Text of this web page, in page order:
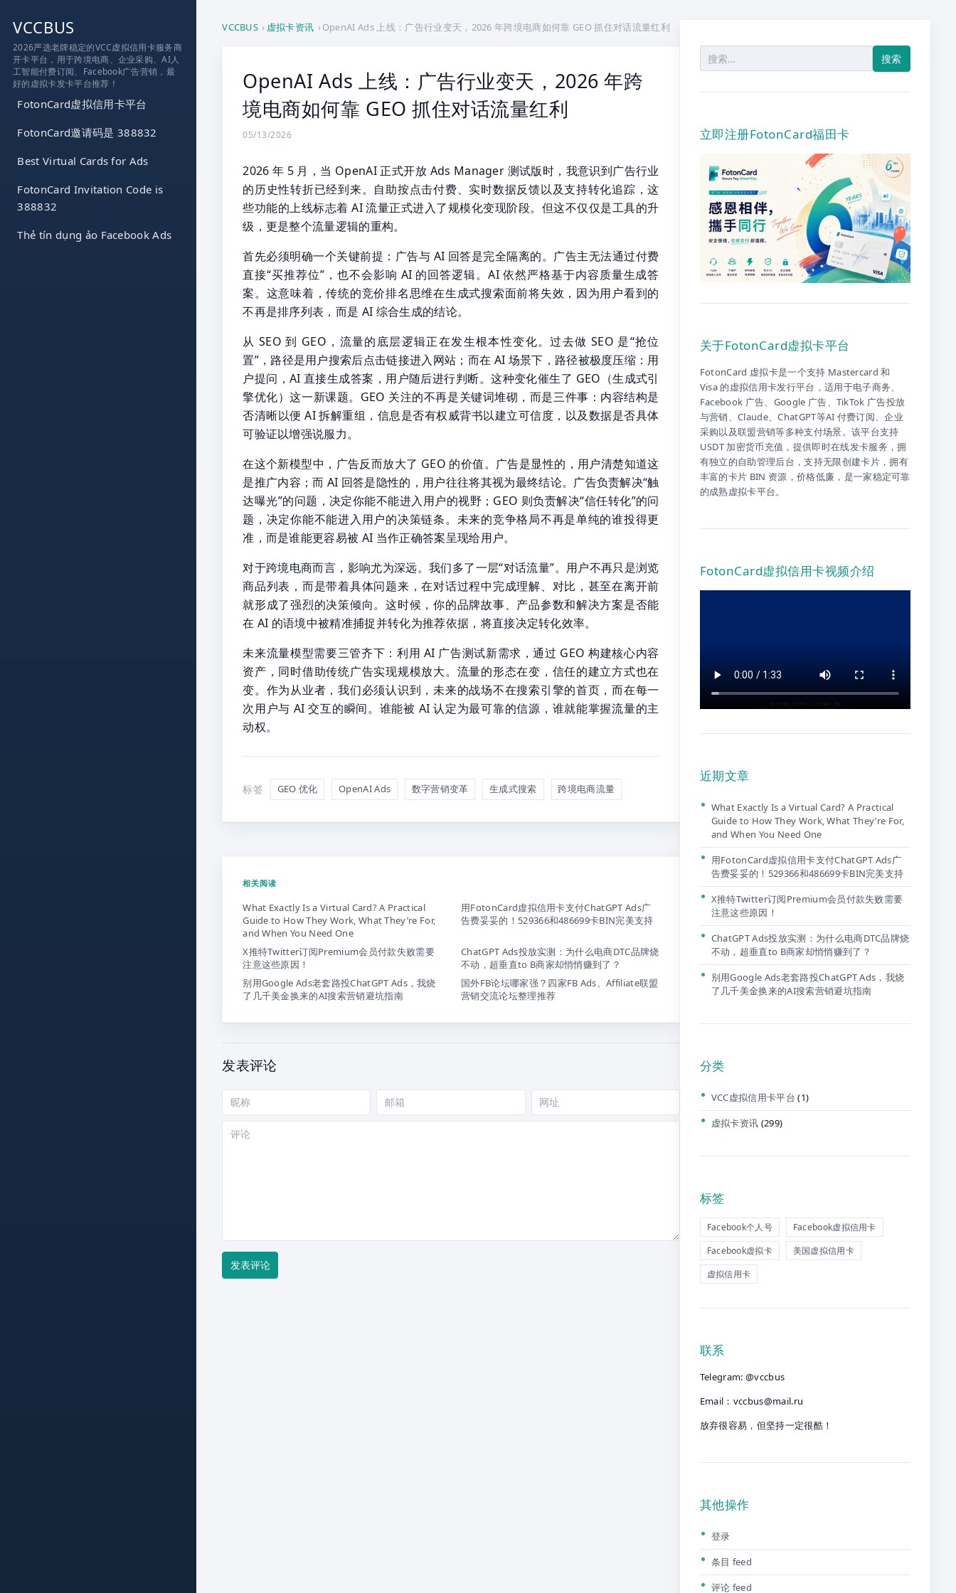
VCCBUS
2026严选老牌稳定的VCC虚拟信用卡服务商
开卡平台，用于跨境电商、企业采购、AI人
工智能付费订阅、Facebook广告营销，最
好的虚拟卡发卡平台推荐！
FotonCard虚拟信用卡平台
FotonCard邀请码是 388832
Best Virtual Cards for Ads
FotonCard Invitation Code is
388832
Thẻ tín dụng ảo Facebook Ads
VCCBUS › 虚拟卡资讯 ›OpenAI Ads 上线：广告行业变天，2026 年跨境电商如何靠 GEO 抓住对话流量红利
OpenAI Ads 上线：广告行业变天，2026 年跨
境电商如何靠 GEO 抓住对话流量红利
05/13/2026
2026 年 5 月，当 OpenAI 正式开放 Ads Manager 测试版时，我意识到广告行业
的历史性转折已经到来。自助按点击付费、实时数据反馈以及支持转化追踪，这
些功能的上线标志着 AI 流量正式进入了规模化变现阶段。但这不仅仅是工具的升
级，更是整个流量逻辑的重构。
首先必须明确一个关键前提：广告与 AI 回答是完全隔离的。广告主无法通过付费
直接“买推荐位”，也不会影响 AI 的回答逻辑。AI 依然严格基于内容质量生成答
案。这意味着，传统的竞价排名思维在生成式搜索面前将失效，因为用户看到的
不再是排序列表，而是 AI 综合生成的结论。
从 SEO 到 GEO，流量的底层逻辑正在发生根本性变化。过去做 SEO 是“抢位
置”，路径是用户搜索后点击链接进入网站；而在 AI 场景下，路径被极度压缩：用
户提问，AI 直接生成答案，用户随后进行判断。这种变化催生了 GEO（生成式引
擎优化）这一新课题。GEO 关注的不再是关键词堆砌，而是三件事：内容结构是
否清晰以便 AI 拆解重组，信息是否有权威背书以建立可信度，以及数据是否具体
可验证以增强说服力。
在这个新模型中，广告反而放大了 GEO 的价值。广告是显性的，用户清楚知道这
是推广内容；而 AI 回答是隐性的，用户往往将其视为最终结论。广告负责解决“触
达曝光”的问题，决定你能不能进入用户的视野；GEO 则负责解决“信任转化”的问
题，决定你能不能进入用户的决策链条。未来的竞争格局不再是单纯的谁投得更
准，而是谁能更容易被 AI 当作正确答案呈现给用户。
对于跨境电商而言，影响尤为深远。我们多了一层“对话流量”。用户不再只是浏览
商品列表，而是带着具体问题来，在对话过程中完成理解、对比，甚至在离开前
就形成了强烈的决策倾向。这时候，你的品牌故事、产品参数和解决方案是否能
在 AI 的语境中被精准捕捉并转化为推荐依据，将直接决定转化效率。
未来流量模型需要三管齐下：利用 AI 广告测试新需求，通过 GEO 构建核心内容
资产，同时借助传统广告实现规模放大。流量的形态在变，信任的建立方式也在
变。作为从业者，我们必须认识到，未来的战场不在搜索引擎的首页，而在每一
次用户与 AI 交互的瞬间。谁能被 AI 认定为最可靠的信源，谁就能掌握流量的主
动权。
标签 GEO 优化 OpenAI Ads 数字营销变革 生成式搜索 跨境电商流量
相关阅读
What Exactly Is a Virtual Card? A Practical
Guide to How They Work, What They’re For,
and When You Need One
用FotonCard虚拟信用卡支付ChatGPT Ads广
告费妥妥的！529366和486699卡BIN完美支持
X推特Twitter订阅Premium会员付款失败需要
注意这些原因！
ChatGPT Ads投放实测：为什么电商DTC品牌烧
不动，超垂直to B商家却悄悄赚到了？
别用Google Ads老套路投ChatGPT Ads，我烧
了几千美金换来的AI搜索营销避坑指南
国外FB论坛哪家强？四家FB Ads、Affiliate联盟
营销交流论坛整理推荐
发表评论
评
昵
称
邮
箱
网
站
索：
立即注册FotonCard福田卡
关于FotonCard虚拟卡平台
FotonCard 虚拟卡是一个支持 Mastercard 和
Visa 的虚拟信用卡发行平台，适用于电子商务、
Facebook 广告、Google 广告、TikTok 广告投放
与营销、Claude、ChatGPT等AI 付费订阅、企业
采购以及联盟营销等多种支付场景。该平台支持
USDT 加密货币充值，提供即时在线发卡服务，拥
有独立的自助管理后台，支持无限创建卡片，拥有
丰富的卡片 BIN 资源，价格低廉，是一家稳定可靠
的成熟虚拟卡平台。
FotonCard虚拟信用卡视频介绍
近期文章
What Exactly Is a Virtual Card? A Practical
Guide to How They Work, What They’re For,
and When You Need One
用FotonCard虚拟信用卡支付ChatGPT Ads广
告费妥妥的！529366和486699卡BIN完美支持
X推特Twitter订阅Premium会员付款失败需要
注意这些原因！
ChatGPT Ads投放实测：为什么电商DTC品牌烧
不动，超垂直to B商家却悄悄赚到了？
别用Google Ads老套路投ChatGPT Ads，我烧
了几千美金换来的AI搜索营销避坑指南
分类
VCC虚拟信用卡平台 (1)
虚拟卡资讯 (299)
标签
Facebook个人号
Facebook虚拟信用卡
Facebook虚拟卡
美国虚拟信用卡
虚拟信用卡
联系
Telegram: @vccbus
Email： vccbus@mail.ru
放弃很容易，但坚持一定很酷！
其他操作
登录
条目 feed
评论 feed